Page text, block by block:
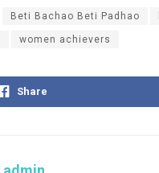
Beti Bachao Beti Padhao
women achievers
Share